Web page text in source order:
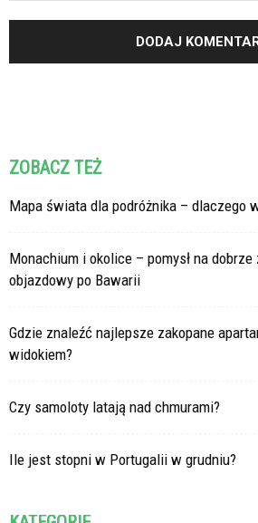
ZOBACZ TEŻ
Mapa świata dla podróżnika – dlaczego
Monachium i okolice – pomysł na
objazdowy po Bawarii
Gdzie znaleźć najlepsze zakopane
widokiem?
Czy samoloty latają nad chmurami?
Ile jest stopni w Portugalii w grudniu?